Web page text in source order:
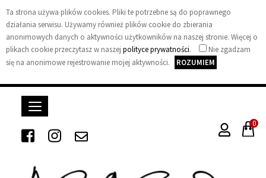
Ta strona używa plików cookies. Pliki te potrzebne są do poprawnego
działania serwisu. Używamy również plików cookie do zbierania
anonimowych danych o aktywności użytkowników na naszej stronie. Więcej o
plikach cookie przeczytasz w naszej polityce prywatności.
Nie zgadzam
się na anonimowe rejestrowanie mojej aktywności.
ROZUMIEM
0